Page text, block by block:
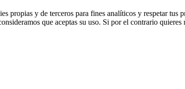
propias y de terceros para fines analíticos y respetar tus
que aceptas su uso. Si por el contrario